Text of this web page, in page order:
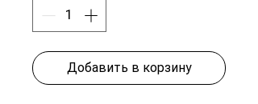
Добавить в корзину